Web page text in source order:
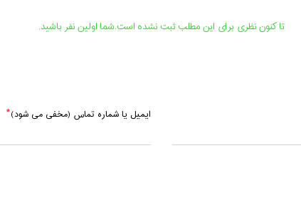
تا کنون نظری برای این مطلب ثبت نشده است.شما اولین نفر باشید.
ایمیل یا شماره تماس (مخفی می شود)